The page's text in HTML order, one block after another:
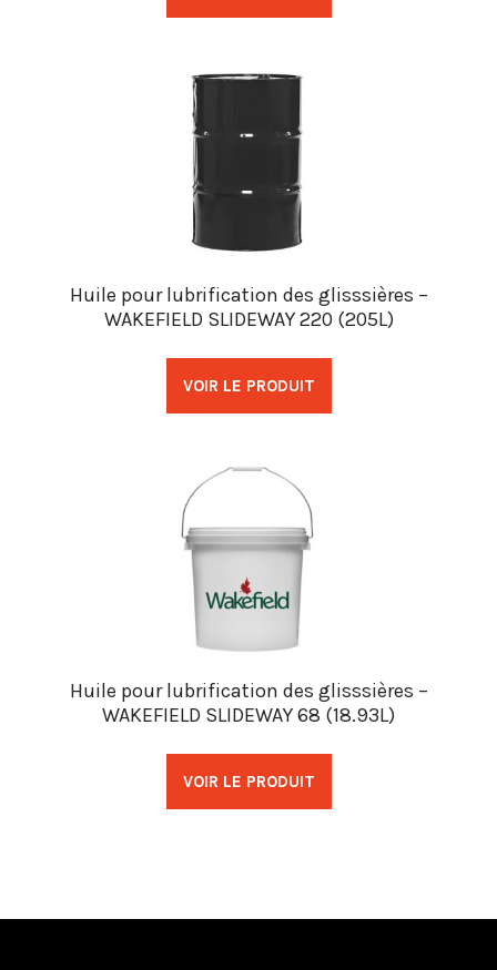
Huile pour lubrification des glisssières –
WAKEFIELD SLIDEWAY 220 (205L)
VOIR LE PRODUIT
Huile pour lubrification des glisssières –
WAKEFIELD SLIDEWAY 68 (18.93L)
VOIR LE PRODUIT